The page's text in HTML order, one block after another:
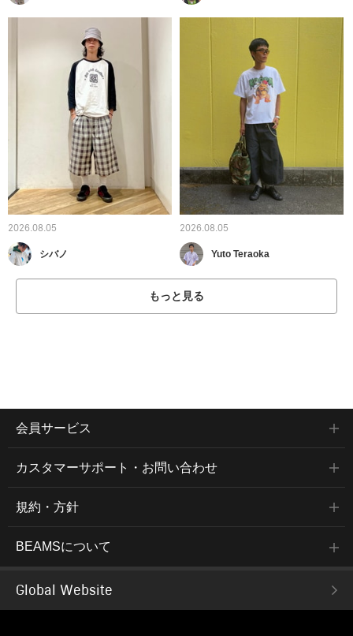
2026.08.05
シバノ
2026.08.05
Yuto Teraoka
もっと見る
会員サービス
カスタマーサポート・お問い合わせ
規約・方針
BEAMSについて
Global Website